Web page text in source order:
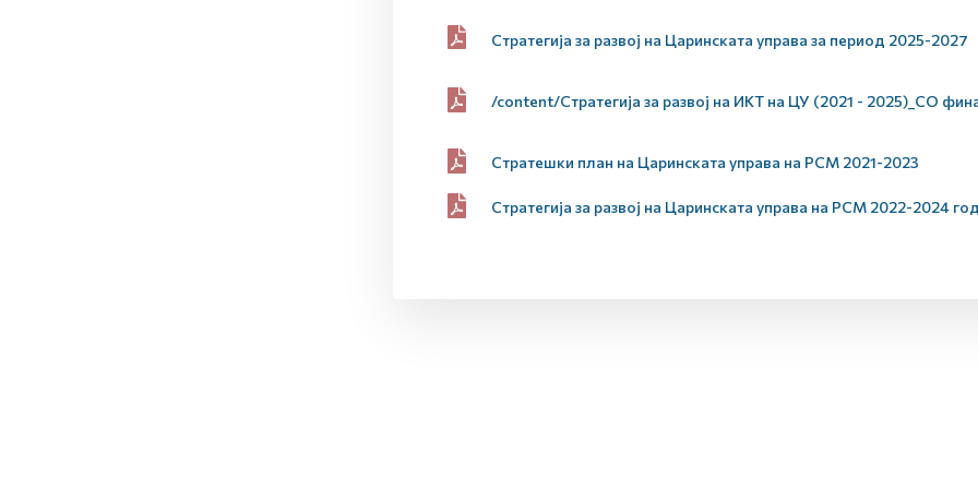
Стратегија за развој на Царинската управа за период 2025-2027
/content/Стратегија за развој на ИКТ на ЦУ (2021 - 2025)_СО
Стратешки план на Царинската управа на РСМ 2021-2023
Стратегија за развој на Царинската управа на РСМ 2022-2024